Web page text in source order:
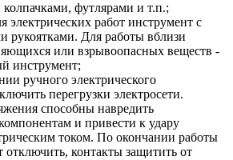
футлярами и т.п.;
электрических работ инструмент с
рукоятками. Для работы вблизи
или взрывоопасных веществ -
инструмент;
ручного электрического
перегрузки электросети.
способны навредить
и привести к удару
током. По окончании работы
отключить, контакты защитить от